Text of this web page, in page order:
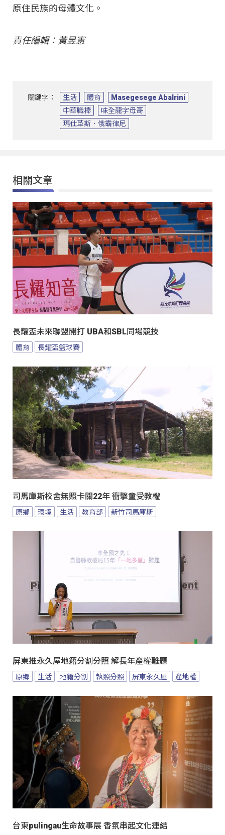
原住民族的母體文化。
責任編輯：黃昱憲
關鍵字： 生活 體育
Masegesege Abalrini
中華職棒
味全龍字母哥
瑪仕革斯．俄霸律尼
相關文章
長耀盃未來聯盟開打 UBA和SBL同場競技
體育 長耀盃籃球賽
司馬庫斯校舍無照卡關22年 衝擊童受教權
原鄉 環境 生活 教育部 新竹司馬庫斯
屏東推永久屋地籍分割分照 解長年產權難題
原鄉 生活 地籍分割 執照分照 屏東永久屋 產地權
台東pulingau生命故事展 香氛串起文化連結